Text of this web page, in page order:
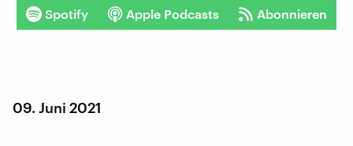
Spotify Apple Podcasts Abonnieren
09. Juni 2021